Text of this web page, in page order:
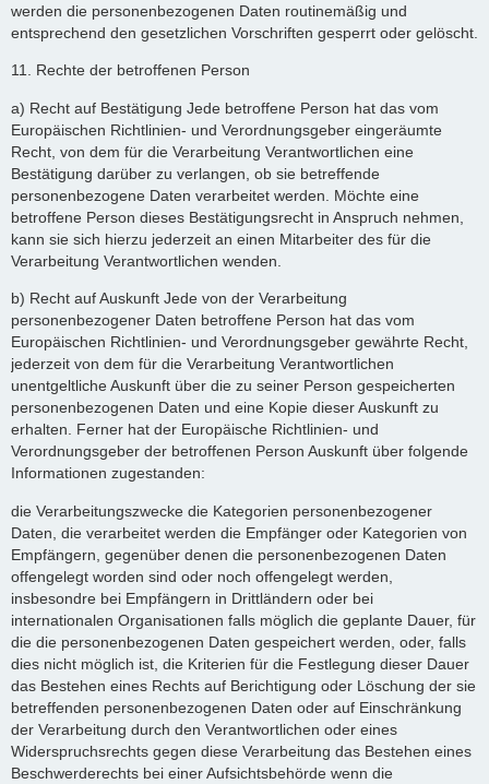
werden die personenbezogenen Daten routinemäßig und
entsprechend den gesetzlichen Vorschriften gesperrt oder gelöscht.
11. Rechte der betroffenen Person
a) Recht auf Bestätigung Jede betroffene Person hat das vom
Europäischen Richtlinien- und Verordnungsgeber eingeräumte
Recht, von dem für die Verarbeitung Verantwortlichen eine
Bestätigung darüber zu verlangen, ob sie betreffende
personenbezogene Daten verarbeitet werden. Möchte eine
betroffene Person dieses Bestätigungsrecht in Anspruch nehmen,
kann sie sich hierzu jederzeit an einen Mitarbeiter des für die
Verarbeitung Verantwortlichen wenden.
b) Recht auf Auskunft Jede von der Verarbeitung
personenbezogener Daten betroffene Person hat das vom
Europäischen Richtlinien- und Verordnungsgeber gewährte Recht,
jederzeit von dem für die Verarbeitung Verantwortlichen
unentgeltliche Auskunft über die zu seiner Person gespeicherten
personenbezogenen Daten und eine Kopie dieser Auskunft zu
erhalten. Ferner hat der Europäische Richtlinien- und
Verordnungsgeber der betroffenen Person Auskunft über folgende
Informationen zugestanden:
die Verarbeitungszwecke die Kategorien personenbezogener
Daten, die verarbeitet werden die Empfänger oder Kategorien von
Empfängern, gegenüber denen die personenbezogenen Daten
offengelegt worden sind oder noch offengelegt werden,
insbesondre bei Empfängern in Drittländern oder bei
internationalen Organisationen falls möglich die geplante Dauer, für
die die personenbezogenen Daten gespeichert werden, oder, falls
dies nicht möglich ist, die Kriterien für die Festlegung dieser Dauer
das Bestehen eines Rechts auf Berichtigung oder Löschung der sie
betreffenden personenbezogenen Daten oder auf Einschränkung
der Verarbeitung durch den Verantwortlichen oder eines
Widerspruchsrechts gegen diese Verarbeitung das Bestehen eines
Beschwerderechts bei einer Aufsichtsbehörde wenn die